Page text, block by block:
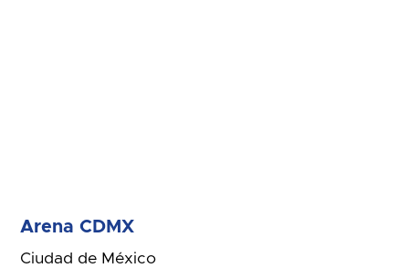
Arena CDMX
Ciudad de México